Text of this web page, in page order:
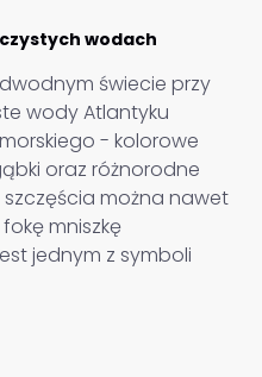
wodach
świecie przy
wody Atlantyku
- kolorowe
oraz różnorodne
można nawet
mniszkę
jednym z symboli